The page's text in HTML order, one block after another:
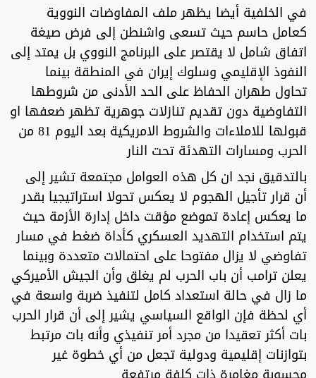
في الخلفية أيضا يظهر ملف المفاوضات النووية
كعامل حاسم حيث تسعى واشنطن إلى فرض صيغة
اتفاق شامل لا يقتصر على البرنامج النووي بل يمتد إلى
النفوذ الإقليمي وسلوك إيران في المنطقة بينما
تحاول طهران الحفاظ على الحد الأدنى من شروطها
التفاوضية دون تقديم تنازلات جوهرية تظهر ضعفها او
قبولها للاملاءات والشروط الامريكية بعد اليوم 81 من
الحرب ومسارات التهدئة تحت النار
بالتدقيق نجد ان كل هذه العوامل مجتمعة تشير إلى
أن قرار تأجيل الهجوم لا يعكس تحولا استراتيجيا بقدر
ما يعكس إعادة تموضع مؤقت داخل إدارة الأزمة حيث
يتم استخدام التهديد العسكري كأداة ضغط في مسار
تفاوضي لا يزال مفتوحا على احتمالات متعددة وبينما
يعلن ترامب أن باب الحرب لم يغلق وأن الجيش الأميركي
ما زال في حالة استعداد كامل لتنفيذ ضربة واسعة في
أي لحظة فإن الواقع السياسي يشير إلى أن قرار الحرب
بات أكثر تعقيدا من مجرد أمر تنفيذي وأنه بات مرتبط
بتوازنات إقليمية ودولية تجعل من أي خطوة غير